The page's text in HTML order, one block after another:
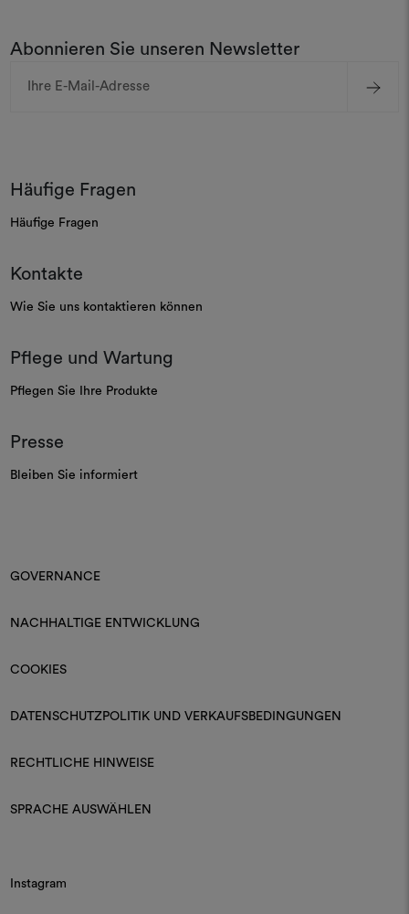
Abonnieren Sie unseren Newsletter
Mail-
Häufige Fragen
Häufige Fragen
Kontakte
Wie Sie uns kontaktieren können
Pflege und Wartung
Pflegen Sie Ihre Produkte
Presse
Bleiben Sie informiert
GOVERNANCE
NACHHALTIGE ENTWICKLUNG
COOKIES
DATENSCHUTZPOLITIK UND VERKAUFSBEDINGUNGEN
RECHTLICHE HINWEISE
SPRACHE AUSWÄHLEN
Instagram